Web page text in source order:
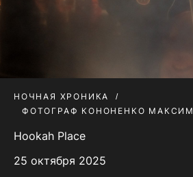
НОЧНАЯ ХРОНИКА
ФОТОГРАФ КОНОНЕНКО МАКСИМ
Hookah Place
25 октября 2025